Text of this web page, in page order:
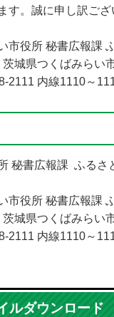
す。誠に申し訳ご
市役所 秘書広報課
城県つくばみらい
2111 内線1110～
秘書広報課 ふるさ
市役所 秘書広報課
城県つくばみらい
2111 内線1110～
ルダウンロード